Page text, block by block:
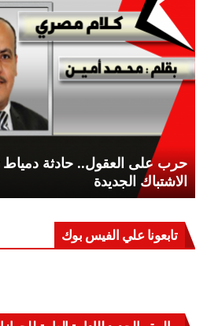
حرب على العقول.. حادثة دمياط
الاشتباك الجديدة
تابعونا علي الفيس بوك